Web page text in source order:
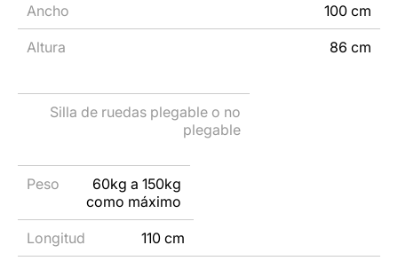
100 cm
86 cm
60kg a 150kg
como máximo
110 cm